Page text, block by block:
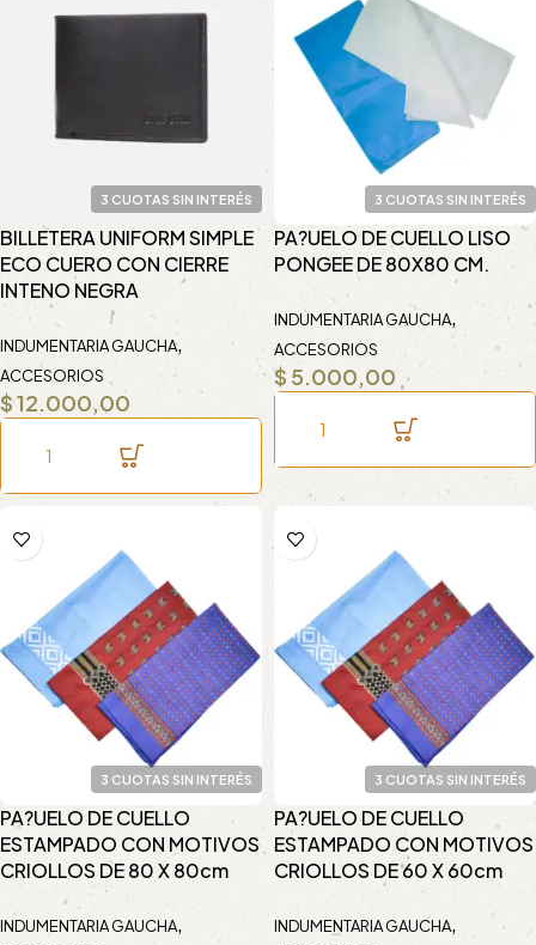
3 CUOTAS SIN INTERÉS
BILLETERA UNIFORM SIMPLE
ECO CUERO CON CIERRE
INTENO NEGRA
INDUMENTARIA GAUCHA,
ACCESORIOS
$12.000,00
3 CUOTAS SIN INTERÉS
PA?UELO DE CUELLO LISO
PONGEE DE 80X80 CM.
INDUMENTARIA GAUCHA,
ACCESORIOS
$ 5.000,00
3 CUOTAS SIN INTERÉS
PA?UELO DE CUELLO
ESTAMPADO CON MOTIVOS
CRIOLLOS DE 80 X 80cm
INDUMENTARIA GAUCHA,
3 CUOTAS SIN INTERÉS
PA?UELO DE CUELLO
ESTAMPADO CON MOTIVOS
CRIOLLOS DE 60 X 60cm
INDUMENTARIA GAUCHA,